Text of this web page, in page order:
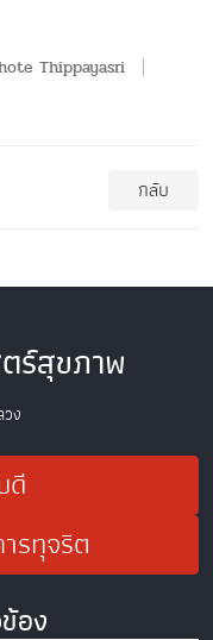
Thippayasri
กลับ
ร์สุขภาพ
ง
ดี
รทุจริต
อง